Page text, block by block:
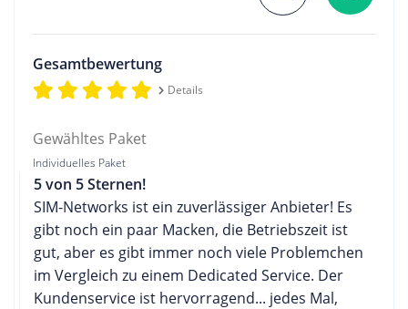
Gesamtbewertung
Details
Gewähltes Paket
Individuelles Paket
5 von 5 Sternen!
SIM-Networks ist ein zuverlässiger Anbieter! Es
gibt noch ein paar Macken, die Betriebszeit ist
gut, aber es gibt immer noch viele Problemchen
im Vergleich zu einem Dedicated Service. Der
Kundenservice ist hervorragend... jedes Mal,